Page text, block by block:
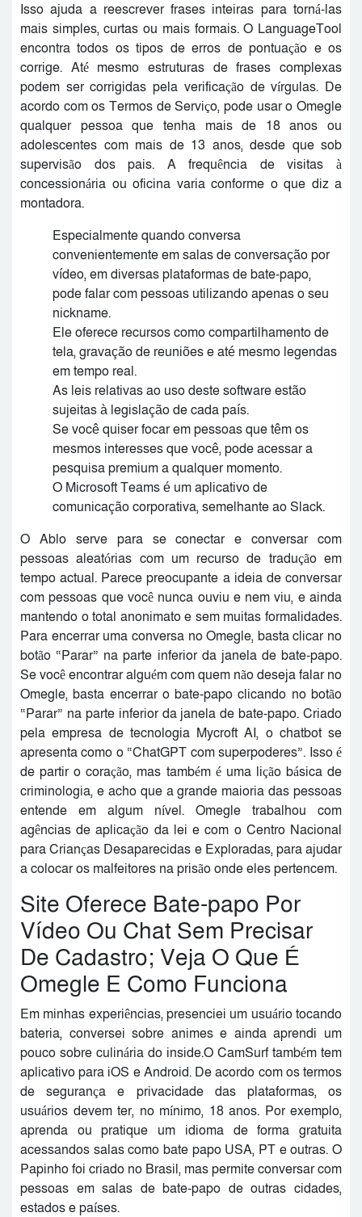
Isso ajuda a reescrever frases inteiras para torná-las
mais simples, curtas ou mais formais. O LanguageTool
encontra todos os tipos de erros de pontuação e os
corrige. Até mesmo estruturas de frases complexas
podem ser corrigidas pela verificação de vírgulas. De
acordo com os Termos de Serviço, pode usar o Omegle
qualquer pessoa que tenha mais de 18 anos ou
adolescentes com mais de 13 anos, desde que sob
supervisão dos pais. A frequência de visitas à
concessionária ou oficina varia conforme o que diz a
montadora.
Especialmente quando conversa
convenientemente em salas de conversação por
vídeo, em diversas plataformas de bate-papo,
pode falar com pessoas utilizando apenas o seu
nickname.
Ele oferece recursos como compartilhamento de
tela, gravação de reuniões e até mesmo legendas
em tempo real.
As leis relativas ao uso deste software estão
sujeitas à legislação de cada país.
Se você quiser focar em pessoas que têm os
mesmos interesses que você, pode acessar a
pesquisa premium a qualquer momento.
O Microsoft Teams é um aplicativo de
comunicação corporativa, semelhante ao Slack.
O Ablo serve para se conectar e conversar com
pessoas aleatórias com um recurso de tradução em
tempo actual. Parece preocupante a ideia de conversar
com pessoas que você nunca ouviu e nem viu, e ainda
mantendo o total anonimato e sem muitas formalidades.
Para encerrar uma conversa no Omegle, basta clicar no
botão “Parar” na parte inferior da janela de bate-papo.
Se você encontrar alguém com quem não deseja falar no
Omegle, basta encerrar o bate-papo clicando no botão
“Parar” na parte inferior da janela de bate-papo. Criado
pela empresa de tecnologia Mycroft AI, o chatbot se
apresenta como o “ChatGPT com superpoderes”. Isso é
de partir o coração, mas também é uma lição básica de
criminologia, e acho que a grande maioria das pessoas
entende em algum nível. Omegle trabalhou com
agências de aplicação da lei e com o Centro Nacional
para Crianças Desaparecidas e Exploradas, para ajudar
a colocar os malfeitores na prisão onde eles pertencem.
Site Oferece Bate-papo Por
Vídeo Ou Chat Sem Precisar
De Cadastro; Veja O Que É
Omegle E Como Funciona
Em minhas experiências, presenciei um usuário tocando
bateria, conversei sobre animes e ainda aprendi um
pouco sobre culinária do inside.O CamSurf também tem
aplicativo para iOS e Android. De acordo com os termos
de segurança e privacidade das plataformas, os
usuários devem ter, no mínimo, 18 anos. Por exemplo,
aprenda ou pratique um idioma de forma gratuita
acessandos salas como bate papo USA, PT e outras. O
Papinho foi criado no Brasil, mas permite conversar com
pessoas em salas de bate-papo de outras cidades,
estados e países.